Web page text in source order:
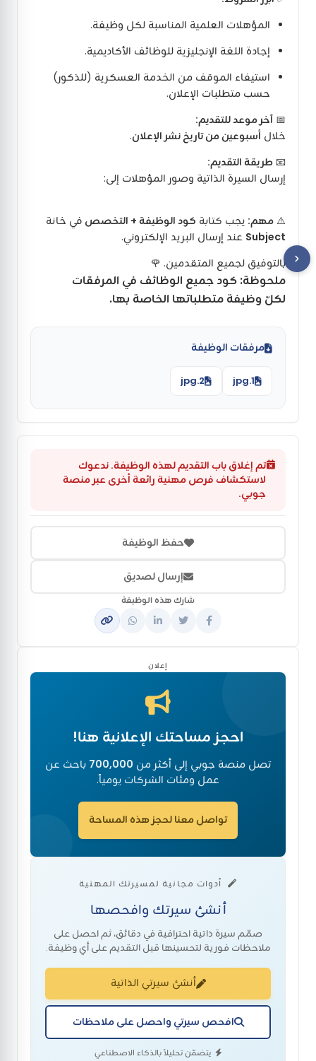
تم إغلاق باب التقديم لهذه الوظيفة. ندعوك
لاستكشاف فرص مهنية رائعة أخرى عبر منصة
جوبي.
حفظ الوظيفة
إرسال لصديق
شارك هذه الوظيفة
إعلان
احجز مساحتك الإعلانية هنا!
تصل منصة جوبي إلى أكثر من 700,000 باحث عن
عمل ومئات الشركات يومياً.
تواصل معنا لحجز هذه المساحة
أدوات مجانية لمسيرتك المهنية
أنشئ سيرتك وافحصها
صمّم سيرة ذاتية احترافية في دقائق، ثم احصل على
ملاحظات فورية لتحسينها قبل التقديم على أي وظيفة.
أنشئ سيرتي الذاتية
افحص سيرتي واحصل على ملاحظات
يتضمّن تحليلاً بالذكاء الاصطناعي
المؤهلات العلمية المناسبة لكل وظيفة.
إجادة اللغة الإنجليزية للوظائف الأكاديمية.
استيفاء الموقف من الخدمة العسكرية (للذكور)
حسب متطلبات الإعلان.
📅 آخر موعد للتقديم:
خلال أسبوعين من تاريخ نشر الإعلان.
📧 طريقة التقديم:
إرسال السيرة الذاتية وصور المؤهلات إلى:
⚠️ مهم: يجب كتابة كود الوظيفة + التخصص في خانة
Subject عند إرسال البريد الإلكتروني.
بالتوفيق لجميع المتقدمين. 🌹
ملحوظة: كود جميع الوظائف في المرفقات
لكلّ وظيفة متطلباتها الخاصة بها.
مرفقات الوظيفة
1.jpg
2.jpg